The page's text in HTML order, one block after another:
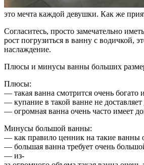
это мечта каждой девушки. Как же
Согласитесь, просто замечательно
рост погрузиться в ванну с водичкой,
наслаждение.
Плюсы и минусы ванны больших
Плюсы:
— такая ванна смотрится очень богато
— купание в такой ванне не
— огромная ванна очень часто имеет
Минусы большой ванны:
— как правило ценник на такие ванны
— большая ванна требует очень
— из-